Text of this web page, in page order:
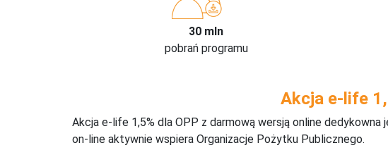
30 mln
pobrań programu
Akcja e-life
Akcja e-life 1,5% dla OPP z darmową wersją online
on-line aktywnie wspiera Organizacje Pożytku Publicznego.